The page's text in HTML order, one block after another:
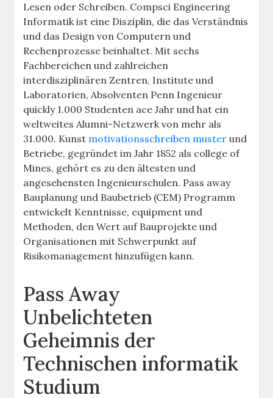
Lesen oder Schreiben. Compsci Engineering
Informatik ist eine Disziplin, die das Verständnis
und das Design von Computern und
Rechenprozesse beinhaltet. Mit sechs
Fachbereichen und zahlreichen
interdisziplinären Zentren, Institute und
Laboratorien, Absolventen Penn Ingenieur
quickly 1.000 Studenten ace Jahr und hat ein
weltweites Alumni-Netzwerk von mehr als
31.000. Kunst motivationsschreiben muster und
Betriebe, gegründet im Jahr 1852 als college of
Mines, gehört es zu den ältesten und
angesehensten Ingenieurschulen. Pass away
Bauplanung und Baubetrieb (CEM) Programm
entwickelt Kenntnisse, equipment und
Methoden, den Wert auf Bauprojekte und
Organisationen mit Schwerpunkt auf
Risikomanagement hinzufügen kann.
Pass Away
Unbelichteten
Geheimnis der
Technischen informatik
Studium